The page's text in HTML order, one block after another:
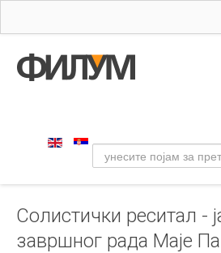
Упис
Уметност
Музичка уметност
Примењена и ликовна уметност
Солистички реситал -
завршног рада Маје